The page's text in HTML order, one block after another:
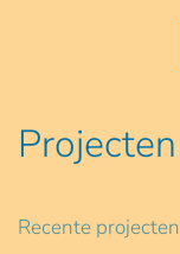
Projecten
Recente projecten